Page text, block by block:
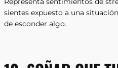
sientes expuesto a una
de esconder algo.